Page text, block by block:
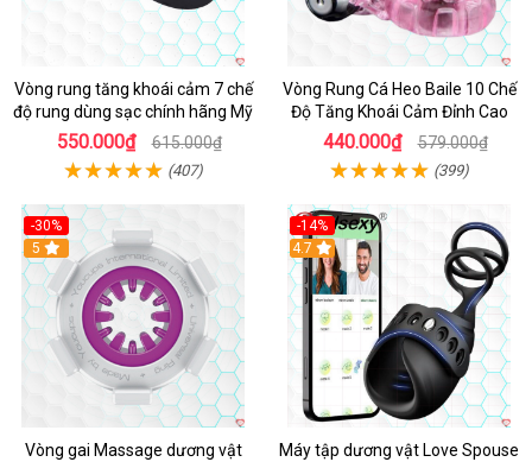
Vòng rung tăng khoái cảm 7 chế
độ rung dùng sạc chính hãng Mỹ
550.000₫ 615.000₫
(407)
Vòng Rung Cá Heo Baile 10 Chế
Độ Tăng Khoái Cảm Đỉnh Cao
440.000₫ 579.000₫
(399)
-30%
5
Vòng gai Massage dương vật
-14%
4.7
Máy tập dương vật Love Spouse